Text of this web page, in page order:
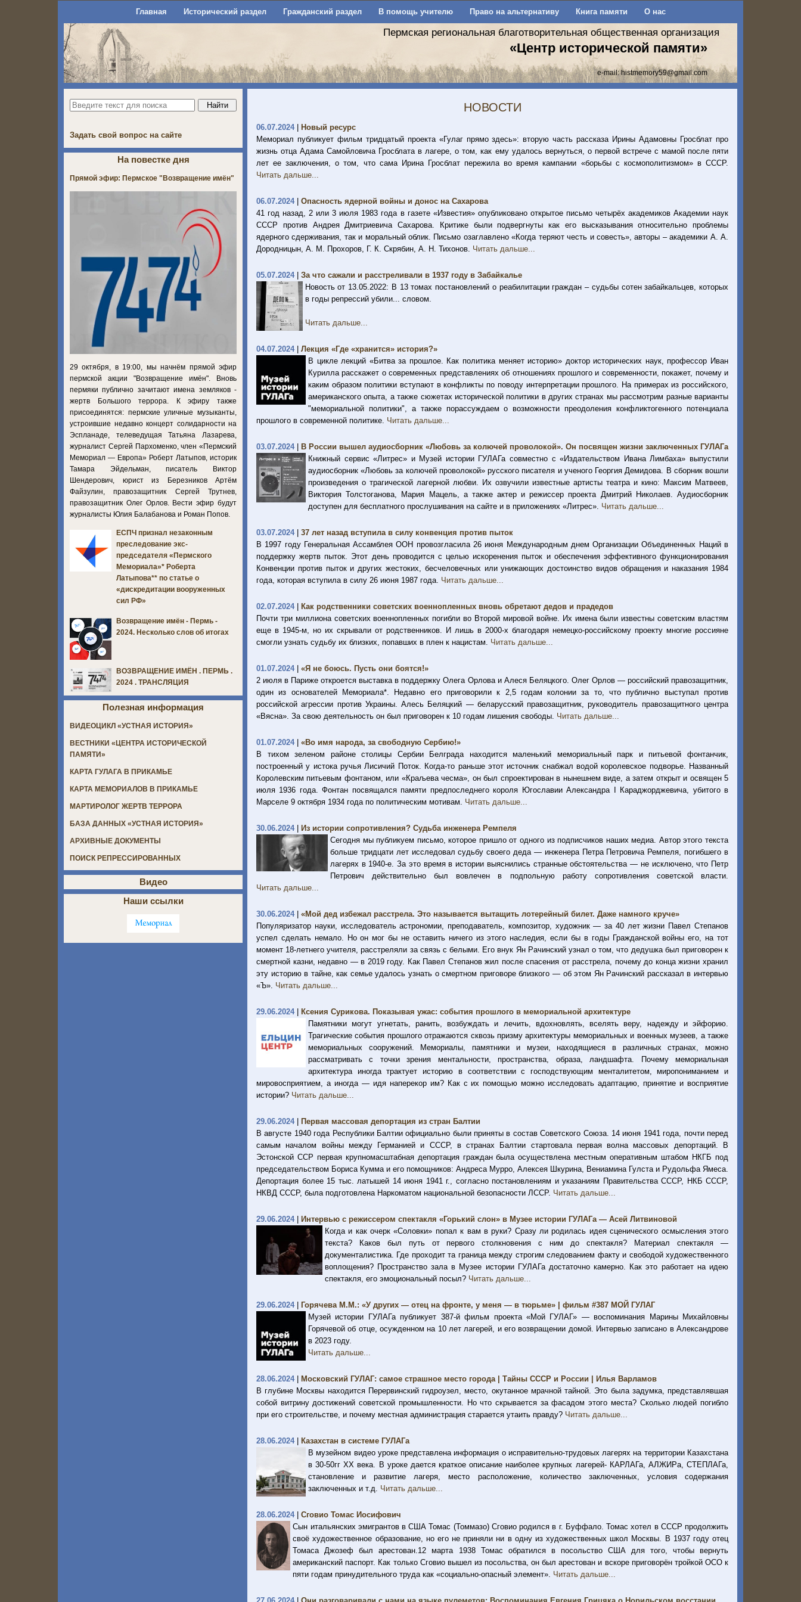
Главная Исторический раздел Гражданский раздел В помощь учителю Право на альтернативу Книга памяти О нас
Пермская региональная благотворительная общественная организация
«Центр исторической памяти»
e-mail:histmemory59@gmail.com
НОВОСТИ
06.07.2024|
Новый ресурс
Мемориал публикует фильм тридцатый проекта «Гулаг прямо здесь»: вторую часть рассказа Ирины Адамовны Гросблат про
жизнь отца Адама Самойловича Гросблата в лагере, о том, как ему удалось вернуться, о первой встрече с мамой после пяти
лет ее заключения, о том, что сама Ирина Гросблат пережила во время кампании «борьбы с космополитизмом» в СССР.
Читать дальше...
06.07.2024| Опасность ядерной войны и донос на Сахарова
41 год назад, 2 или 3 июля 1983 года в газете «Известия» опубликовано открытое письмо четырёх академиков Академии наук
СССР против Андрея Дмитриевича Сахарова. Критике были подвергнуты как его высказывания относительно проблемы
ядерного сдерживания, так и моральный облик. Письмо озаглавлено «Когда теряют честь и совесть», авторы – академики А. А.
Дородницын, А. М. Прохоров, Г. К. Скрябин, А. Н. Тихонов. Читать дальше...
05.07.2024| За что сажали и расстреливали в 1937 году в Забайкалье
Новость от 13.05.2022: В 13 томах постановлений о реабилитации граждан – судьбы сотен забайкальцев, которых
в годы репрессий убили... словом.
Читать дальше...
04.07.2024| Лекция «Где «хранится» история?»
В цикле лекций «Битва за прошлое. Как политика меняет историю» доктор исторических наук, профессор Иван
Курилла расскажет о современных представлениях об отношениях прошлого и современности, покажет, почему и
каким образом политики вступают в конфликты по поводу интерпретации прошлого. На примерах из российского,
американского опыта, а также сюжетах исторической политики в других странах мы рассмотрим разные варианты
"мемориальной политики", а также порассуждаем о возможности преодоления конфликтогенного потенциала
прошлого в современной политике. Читать дальше...
03.07.2024|
В России вышел аудиосборник «Любовь за колючей проволокой». Он посвящен жизни заключенных ГУЛАГа
Книжный сервис «Литрес» и Музей истории ГУЛАГа совместно с «Издательством Ивана Лимбаха» выпустили
аудиосборник «Любовь за колючей проволокой» русского писателя и ученого Георгия Демидова. В сборник вошли
произведения о трагической лагерной любви. Их озвучили известные артисты театра и кино: Максим Матвеев,
Виктория Толстоганова, Мария Мацель, а также актер и режиссер проекта Дмитрий Николаев. Аудиосборник
доступен для бесплатного прослушивания на сайте и в приложениях «Литрес». Читать дальше...
03.07.2024| 37 лет назад вступила в силу конвенция против пыток
В 1997 году Генеральная Ассамблея ООН провозгласила 26 июня Международным днем Организации Объединенных Наций в
поддержку жертв пыток. Этот день проводится с целью искоренения пыток и обеспечения эффективного функционирования
Конвенции против пыток и других жестоких, бесчеловечных или унижающих достоинство видов обращения и наказания 1984
года, которая вступила в силу 26 июня 1987 года. Читать дальше...
02.07.2024|
Как родственники советских военнопленных вновь обретают дедов и прадедов
Почти три миллиона советских военнопленных погибли во Второй мировой войне. Их имена были известны советским властям
еще в 1945-м, но их скрывали от родственников. И лишь в 2000-х благодаря немецко-российскому проекту многие россияне
смогли узнать судьбу их близких, попавших в плен к нацистам. Читать дальше...
01.07.2024| «Я не боюсь. Пусть они боятся!»
2 июля в Париже откроется выставка в поддержку Олега Орлова и Алеся Беляцкого. Олег Орлов — российский правозащитник,
один из основателей Мемориала*. Недавно его приговорили к 2,5 годам колонии за то, что публично выступал против
российской агрессии против Украины. Алесь Беляцкий — беларусский правозащитник, руководитель правозащитного центра
«Вясна». За свою деятельность он был приговорен к 10 годам лишения свободы. Читать дальше...
01.07.2024| «Во имя народа, за свободную Сербию!»
В тихом зеленом районе столицы Сербии Белграда находится маленький мемориальный парк и питьевой фонтанчик,
построенный у истока ручья Лисичий Поток. Когда-то раньше этот источник снабжал водой королевское подворье. Названный
Королевским питьевым фонтаном, или «Краљева чесма», он был спроектирован в нынешнем виде, а затем открыт и освящен 5
июля 1936 года. Фонтан посвящался памяти предпоследнего короля Югославии Александра I Караджорджевича, убитого в
Марселе 9 октября 1934 года по политическим мотивам. Читать дальше...
30.06.2024|
Из истории сопротивления? Судьба инженера Ремпеля
Сегодня мы публикуем письмо, которое пришло от одного из подписчиков наших медиа. Автор этого текста
больше тридцати лет исследовал судьбу своего деда — инженера Петра Петровича Ремпеля, погибшего в
лагерях в 1940-е. За это время в истории выяснились странные обстоятельства — не исключено, что Петр
Петрович действительно был вовлечен в подпольную работу сопротивления советской власти.
Читать дальше...
30.06.2024| «Мой дед избежал расстрела. Это называется вытащить лотерейный билет. Даже намного круче»
Популяризатор науки, исследователь астрономии, преподаватель, композитор, художник — за 40 лет жизни Павел Степанов
успел сделать немало. Но он мог бы не оставить ничего из этого наследия, если бы в годы Гражданской войны его, на тот
момент 18-летнего учителя, расстреляли за связь с белыми. Его внук Ян Рачинский узнал о том, что дедушка был приговорен к
смертной казни, недавно — в 2019 году. Как Павел Степанов жил после спасения от расстрела, почему до конца жизни хранил
эту историю в тайне, как семье удалось узнать о смертном приговоре близкого — об этом Ян Рачинский рассказал в интервью
«Ъ». Читать дальше...
29.06.2024|
Ксения Сурикова. Показывая ужас: события прошлого в мемориальной архитектуре
Памятники могут угнетать, ранить, возбуждать и лечить, вдохновлять, вселять веру, надежду и эйфорию.
Трагические события прошлого отражаются сквозь призму архитектуры мемориальных и военных музеев, а также
мемориальных сооружений. Мемориалы, памятники и музеи, находящиеся в различных странах, можно
рассматривать с точки зрения ментальности, пространства, образа, ландшафта. Почему мемориальная
архитектура иногда трактует историю в соответствии с господствующим менталитетом, миропониманием и
мировосприятием, а иногда — идя наперекор им? Как с их помощью можно исследовать адаптацию, принятие и восприятие
истории? Читать дальше...
29.06.2024|
Первая массовая депортация из стран Балтии
В августе 1940 года Республики Балтии официально были приняты в состав Советского Союза. 14 июня 1941 года, почти перед
самым началом войны между Германией и СССР, в странах Балтии стартовала первая волна массовых депортаций. В
Эстонской ССР первая крупномасштабная депортация граждан была осуществлена местным оперативным штабом НКГБ под
председательством Бориса Кумма и его помощников: Андреса Мурро, Алексея Шкурина, Вениамина Гулста и Рудольфа Ямеса.
Депортация более 15 тыс. латышей 14 июня 1941 г., согласно постановлениям и указаниям Правительства СССР, НКБ СССР,
НКВД СССР, была подготовлена Наркоматом национальной безопасности ЛССР. Читать дальше...
29.06.2024|
Интервью с режиссером спектакля «Горький слон» в Музее истории ГУЛАГа — Асей Литвиновой
Когда и как очерк «Соловки» попал к вам в руки? Сразу ли родилась идея сценического осмысления этого
текста? Каков был путь от первого столкновения с ним до спектакля? Материал спектакля —
документалистика. Где проходит та граница между строгим следованием факту и свободой художественного
воплощения? Пространство зала в Музее истории ГУЛАГа достаточно камерно. Как это работает на идею
спектакля, его эмоциональный посыл? Читать дальше...
29.06.2024|
Горячева М.М.: «У других — отец на фронте, у меня — в тюрьме» | фильм #387 МОЙ ГУЛАГ
Музей истории ГУЛАГа публикует 387-й фильм проекта «Мой ГУЛАГ» — воспоминания Марины Михайловны
Горячевой об отце, осужденном на 10 лет лагерей, и его возвращении домой. Интервью записано в Александрове
в 2023 году.
Читать дальше...
28.06.2024|
Московский ГУЛАГ: самое страшное место города | Тайны СССР и России | Илья Варламов
В глубине Москвы находится Перервинский гидроузел, место, окутанное мрачной тайной. Это была задумка, представлявшая
собой витрину достижений советской промышленности. Но что скрывается за фасадом этого места? Сколько людей погибло
при его строительстве, и почему местная администрация старается утаить правду? Читать дальше...
28.06.2024|
Казахстан в системе ГУЛАГа
В музейном видео уроке представлена информация о исправительно-трудовых лагерях на территории Казахстана
в 30-50гг ХХ века. В уроке дается краткое описание наиболее крупных лагерей- КАРЛАГа, АЛЖИРа, СТЕПЛАГа,
становление и развитие лагеря, место расположение, количество заключенных, условия содержания
заключенных и т.д. Читать дальше...
28.06.2024| Сговио Томас Иосифович
Сын итальянских эмигрантов в США Томас (Томмазо) Сговио родился в г. Буффало. Томас хотел в СССР продолжить
своё художественное образование, но его не приняли ни в одну из художественных школ Москвы. В 1937 году отец
Томаса Джозеф был арестован.12 марта 1938 Томас обратился в посольство США для того, чтобы вернуть
американский паспорт. Как только Сговио вышел из посольства, он был арестован и вскоре приговорён тройкой ОСО к
пяти годам принудительного труда как «социально-опасный элемент». Читать дальше...
Задать свой вопрос на сайте
На повестке дня
Прямой эфир: Пермское "Возвращение имён"
29 октября, в 19:00, мы начнём прямой эфир
пермской акции "Возвращение имён". Вновь
пермяки публично зачитают имена земляков -
жертв Большого террора. К эфиру также
присоединятся: пермские уличные музыканты,
устроившие недавно концерт солидарности на
Эспланаде, телеведущая Татьяна Лазарева,
журналист Сергей Пархоменко, член «Пермский
Мемориал — Европа» Роберт Латыпов, историк
Тамара Эйдельман, писатель Виктор
Шендерович, юрист из Березников Артём
Файзулин, правозащитник Сергей Трутнев,
правозащитник Олег Орлов. Вести эфир будут
журналисты Юлия Балабанова и Роман Попов.
ЕСПЧ признал незаконным
преследование экс-
председателя «Пермского
Мемориала»* Роберта
Латыпова** по статье о
«дискредитации вооруженных
сил РФ»
Возвращение имён - Пермь -
2024. Несколько слов об итогах
ВОЗВРАЩЕНИЕ ИМЁН . ПЕРМЬ .
2024 . ТРАНСЛЯЦИЯ
Полезная информация
ВИДЕОЦИКЛ «УСТНАЯ ИСТОРИЯ»
ВЕСТНИКИ «ЦЕНТРА ИСТОРИЧЕСКОЙ
ПАМЯТИ»
КАРТА ГУЛАГА В ПРИКАМЬЕ
КАРТА МЕМОРИАЛОВ В ПРИКАМЬЕ
МАРТИРОЛОГ ЖЕРТВ ТЕРРОРА
БАЗА ДАННЫХ «УСТНАЯ ИСТОРИЯ»
АРХИВНЫЕ ДОКУМЕНТЫ
ПОИСК РЕПРЕССИРОВАННЫХ
Видео
Наши ссылки